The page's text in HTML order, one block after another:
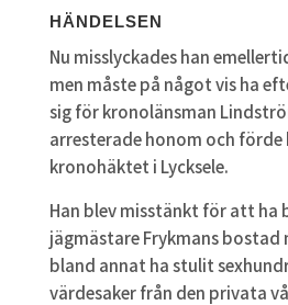
HÄNDELSEN
Nu misslyckades han
men måste på något vis ha
sig för kronolänsman
arresterade honom och
kronohäktet i Lycksele.
Han blev misstänkt för att ha
jägmästare Frykmans bostad
bland annat ha stulit
värdesaker från den privata